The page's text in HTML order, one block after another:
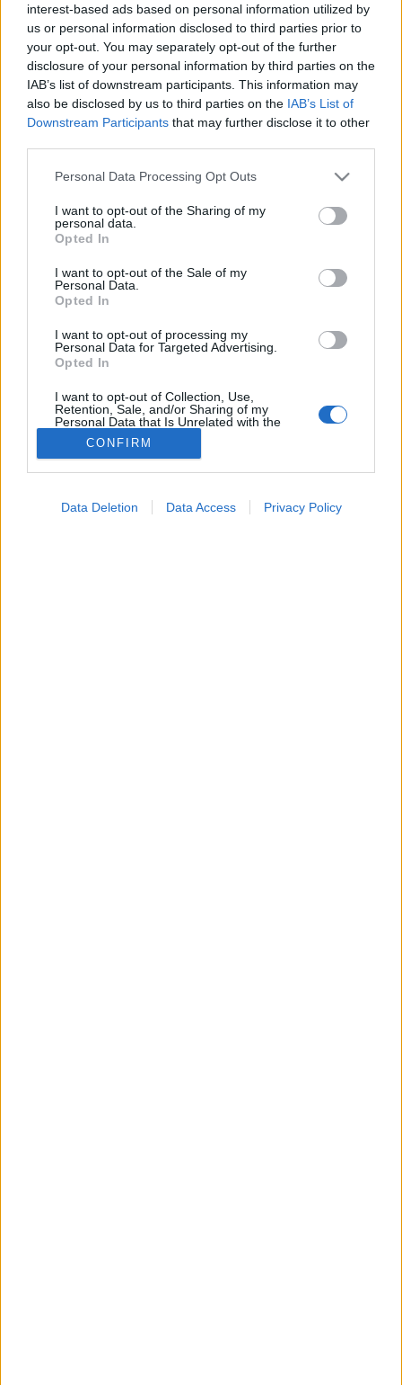
interest-based ads based on personal information utilized by
us or personal information disclosed to third parties prior to
your opt-out. You may separately opt-out of the further
disclosure of your personal information by third parties on the
IAB’s list of downstream participants. This information may
also be disclosed by us to third parties on the IAB’s List of
Downstream Participants that may further disclose it to other
Please note that this website/app uses one or more Google
not limited to your visit or usage behaviour. You may click to
grant or deny consent to Google and its third-party tags to
use your data for below specified purposes in below Google
consent section.
Personal Data Processing Opt Outs
I want to opt-out of the Sharing of my
personal data.
Opted In
I want to opt-out of the Sale of my
Personal Data.
Opted In
I want to opt-out of processing my
Personal Data for Targeted Advertising.
Opted In
I want to opt-out of Collection, Use,
Retention, Sale, and/or Sharing of my
Personal Data that Is Unrelated with the
Purposes for which it was collected.
Opted Out
CONFIRM
Data Deletion Data Access Privacy Policy
#allergia#influenza#cukorbetegség
#orvosmeteorológia#vérnyomás #stroke #rákbetegség
#pajzsmirigy #reflux #ekcéma
#herpesz
Regisztráció
Koronavírus tünetei
Koronavírus tünetei